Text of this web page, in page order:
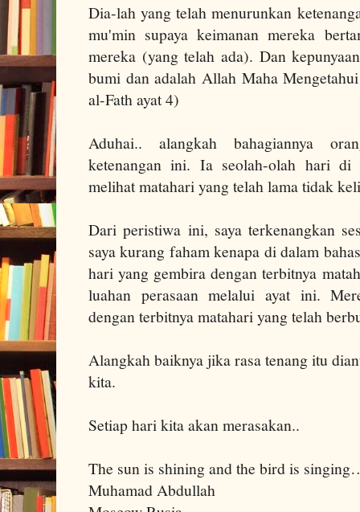
Dia-lah yang telah menurunkan
mu'min supaya keimanan mereka
mereka (yang telah ada). Dan
bumi dan adalah Allah Maha
al-Fath ayat 4)
Aduhai.. alangkah bahagiannya
ketenangan ini. Ia seolah-olah hari di
melihat matahari yang telah lama tidak
Dari peristiwa ini, saya terkenangkan
saya kurang faham kenapa di dalam
hari yang gembira dengan terbitnya
luahan perasaan melalui ayat ini.
dengan terbitnya matahari yang telah
Alangkah baiknya jika rasa tenang itu
kita.
Setiap hari kita akan merasakan..
The sun is shining and the bird is
Muhamad Abdullah